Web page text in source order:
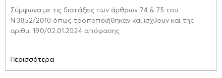
Σύμφωνα με τις διατάξεις των άρθρων 74 & 75 του
Ν.3852/2010 όπως τροποποιήθηκαν και ισχύουν και της
αριθμ. 190/02.01.2024 απόφασης
Περισσότερα